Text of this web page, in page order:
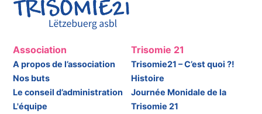
Association
A propos de l’association
Nos buts
Le conseil d’administration
L'équipe
Trisomie 21
Trisomie21 – C’est quoi ?!
Histoire
Journée Monidale de la
Trisomie 21